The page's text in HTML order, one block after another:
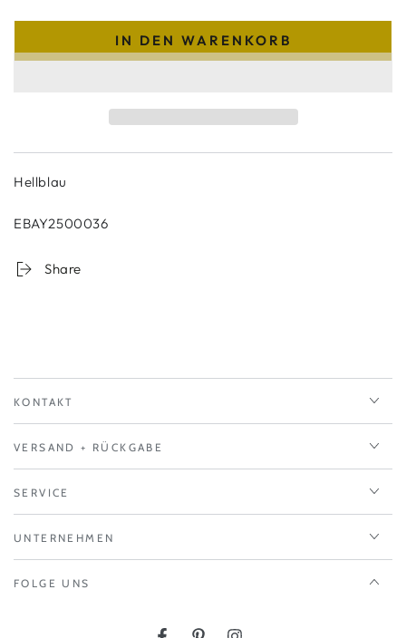
IN DEN WARENKORB
Hellblau
EBAY2500036
Share
KONTAKT
VERSAND + RÜCKGABE
SERVICE
UNTERNEHMEN
FOLGE UNS